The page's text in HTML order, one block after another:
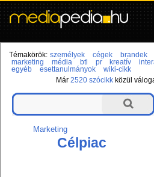
Témakörök: személyek cégek
brandek
marketing
média btl pr kreatív
egyéb
esettanulmányok
wiki-cikk
Már2520 szócikk közül
Marketing
Célpiac